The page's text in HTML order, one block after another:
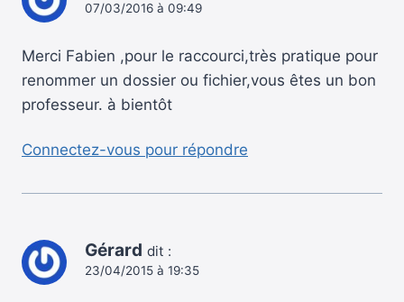
07/03/2016 à 09:49
Merci Fabien ,pour le raccourci,très pratique pour
renommer un dossier ou fichier,vous êtes un bon
professeur. à bientôt
Connectez-vous pour répondre
Gérard dit :
23/04/2015 à 19:35